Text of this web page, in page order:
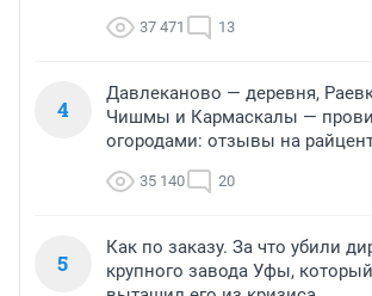
37 471 13
4
Давлеканово — деревня,
Чишмы и Кармаскалы —
огородами: отзывы на
35 140 20
5
Как по заказу. За что убили
крупного завода Уфы,